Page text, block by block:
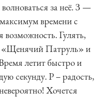
за неё. З —
времени с
возможность. Гулять,
«Щенячий Патруль» и
летит быстро и
секунду. Р – радость,
Хочется